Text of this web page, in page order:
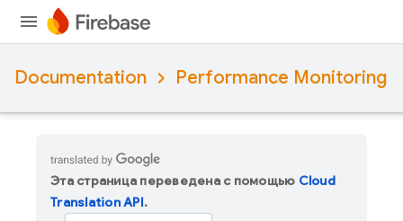
Documentation Performance Monitoring
Эта страница переведена с помощью Cloud
Translation API.